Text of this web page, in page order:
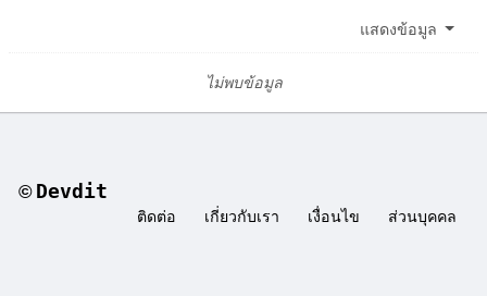
แสดงข้อมูล
ไม่พบข้อมูล
© Devdit
ติดต่อ เกี่ยวกับเรา เงื่อนไข ส่วนบุคคล